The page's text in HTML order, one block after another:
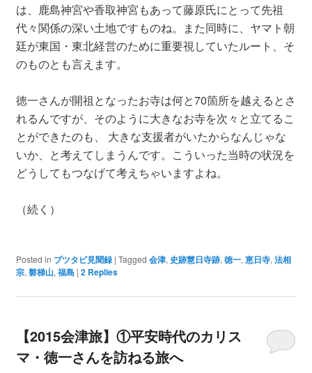
は、鹿島神宮や香取神宮もあって藤原氏にとって先祖
代々関係の深い土地ですものね。また同時に、ヤマト朝
廷が東国・東北経営のために重要視していたルート、そ
のものとも言えます。
徳一さんが開祖となったお寺は何と70箇所を越えるとさ
れるんですが、そのように大きなお寺を次々と立てるこ
とができたのも、 大きな支援者がいたからなんじゃな
いか、と考えてしまうんです。こういった当時の状況を
どうしてもつなげて考えちゃいますよね。
（続く）
Posted in ブツタビ見聞録 | Tagged 会津, 史跡慧日寺跡, 徳一, 恵日寺, 法相
宗, 磐梯山, 福島 | 2Replies
【2015会津旅】①平安時代のカリス
マ・徳一さんを訪ねる旅へ